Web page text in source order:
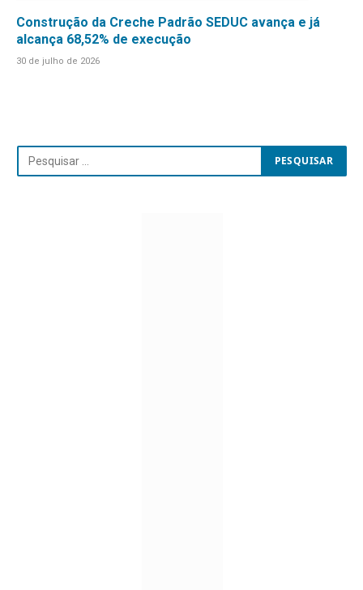
Construção da Creche Padrão SEDUC avança e já
alcança 68,52% de execução
30 de julho de 2026